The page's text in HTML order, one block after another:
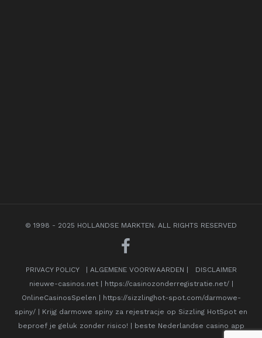
© 1998 - 2025 HOLLANDSE MARKTEN. ALL RIGHTS RESERVED
PRIVACY POLICY ALGEMENE VOORWAARDEN
DISCLAIMER
nieuwe-casinos.net| https://casinozonderregistratie.net/|
OnlineCasinosSpelen
https://sizzlinghot-spot.com/darmowe-
spiny/
Krijg darmowe spiny za rejestracje op Sizzling HotSpot en
beproef je geluk zonder risico!
beste Nederlandse casino app